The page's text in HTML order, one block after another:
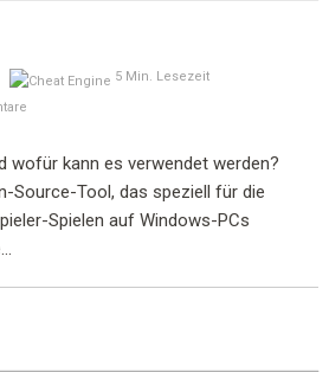
5 Min. Lesezeit
wofür kann es verwendet werden?
Source-Tool, das speziell für die
Spielen auf Windows-PCs